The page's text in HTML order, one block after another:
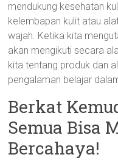
mendukung kesehatan
kelembapan kulit atau
wajah. Ketika kita
akan mengikuti secara
kita tentang produk dan
pengalaman belajar
Berkat
Semua Bisa
Bercahaya!